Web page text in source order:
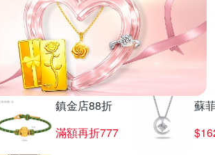
鎮金店88折
滿額再折777
蘇